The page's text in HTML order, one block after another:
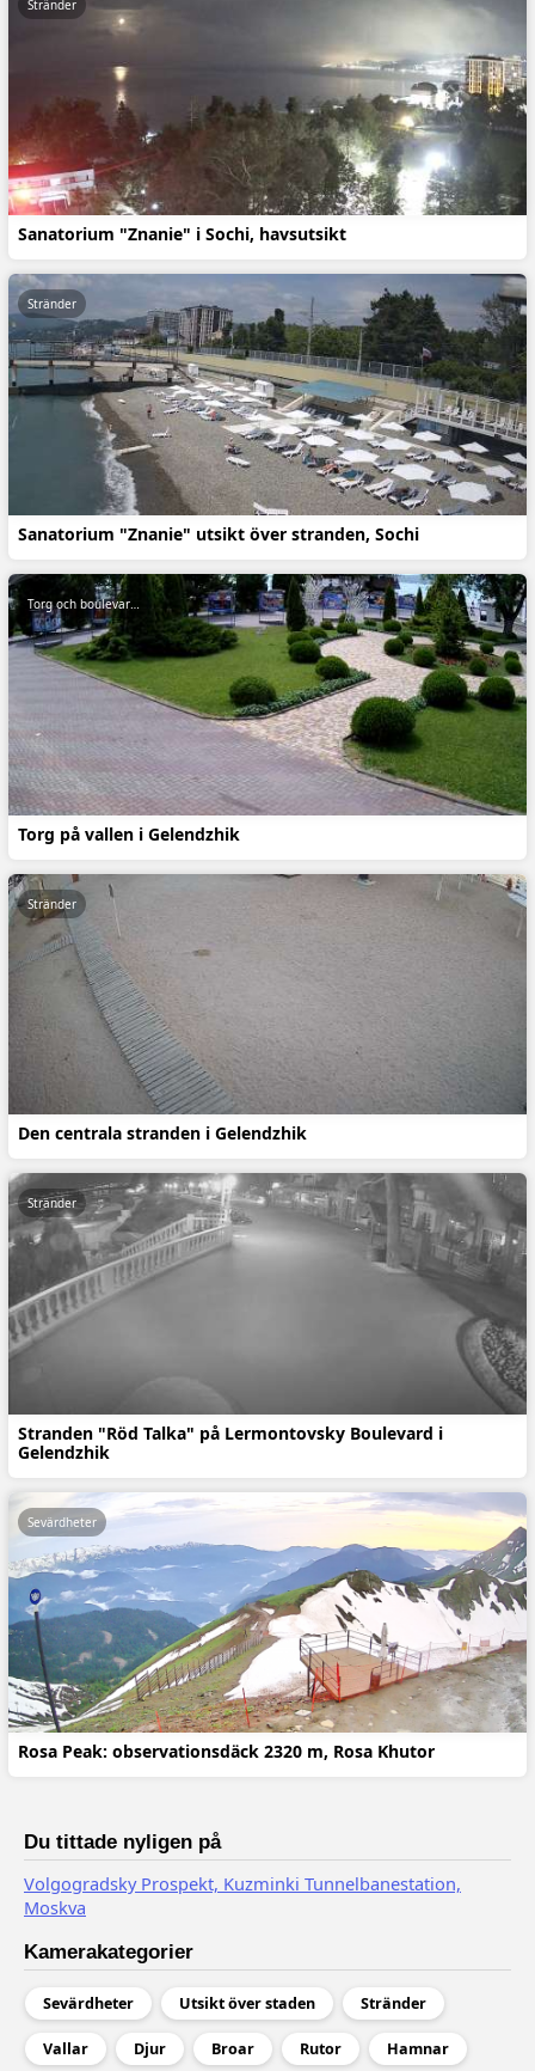
Sanatorium "Znanie" i Sochi, havsutsikt
Stränder
Sanatorium "Znanie" utsikt över stranden, Sochi
Stränder
Torg på vallen i Gelendzhik
Torg och boulevarder
Den centrala stranden i Gelendzhik
Stränder
Stranden "Röd Talka" på Lermontovsky Boulevard i
Gelendzhik
Stränder
Rosa Peak: observationsdäck 2320 m, Rosa Khutor
Sevärdheter
Du tittade nyligen på
Volgogradsky Prospekt, Kuzminki Tunnelbanestation,
Moskva
Kamerakategorier
Sevärdheter Utsikt över staden Stränder
Vallar Djur Broar Rutor Hamnar